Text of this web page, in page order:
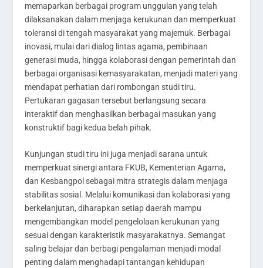
memaparkan berbagai program unggulan yang telah
dilaksanakan dalam menjaga kerukunan dan memperkuat
toleransi di tengah masyarakat yang majemuk. Berbagai
inovasi, mulai dari dialog lintas agama, pembinaan
generasi muda, hingga kolaborasi dengan pemerintah dan
berbagai organisasi kemasyarakatan, menjadi materi yang
mendapat perhatian dari rombongan studi tiru.
Pertukaran gagasan tersebut berlangsung secara
interaktif dan menghasilkan berbagai masukan yang
konstruktif bagi kedua belah pihak.
Kunjungan studi tiru ini juga menjadi sarana untuk
memperkuat sinergi antara FKUB, Kementerian Agama,
dan Kesbangpol sebagai mitra strategis dalam menjaga
stabilitas sosial. Melalui komunikasi dan kolaborasi yang
berkelanjutan, diharapkan setiap daerah mampu
mengembangkan model pengelolaan kerukunan yang
sesuai dengan karakteristik masyarakatnya. Semangat
saling belajar dan berbagi pengalaman menjadi modal
penting dalam menghadapi tantangan kehidupan